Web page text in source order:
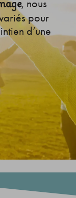
, nous
pour
d’une